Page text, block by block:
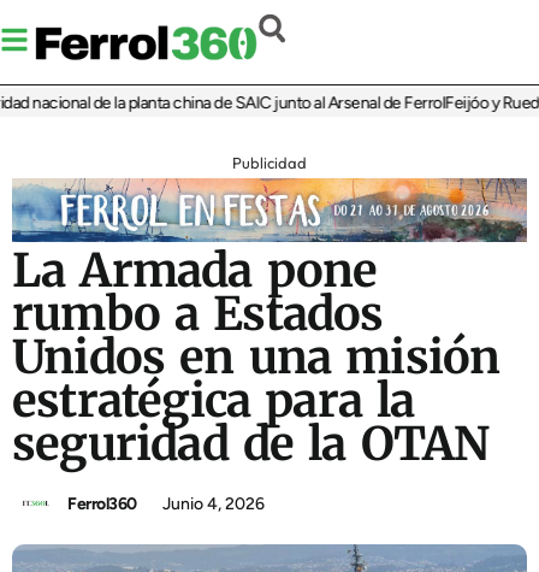
de la planta china de SAIC junto al Arsenal de FerrolFeijóo y Rueda
Publicidad
La Armada pone
rumbo a Estados
Unidos en una misión
estratégica para la
seguridad de la OTAN
Ferrol360 Junio 4, 2026